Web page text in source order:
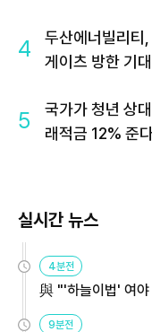
4
두산에너빌리티
게이츠 방한 기
5
국가가 청년 상
래적금 12% 준
실시간 뉴스
4분전
與 "'하늘이법' 여
9분전